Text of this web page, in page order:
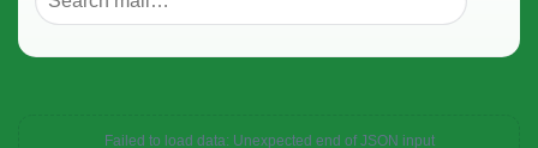
Failed to load data: Unexpected end of JSON input